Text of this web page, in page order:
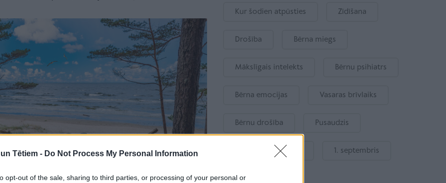
Tētiem - Do Not Process My Personal Information
opt-out of the sale, sharing to third parties, or processing of your personal or
Kur šodien atpūsties Zīdīšana
Drošība Bērna miegs
Mākslīgais intelekts Bērnu psihiatrs
Bērna emocijas Vasaras brīvlaiks
Bērnu drošība Pusaudzis
Gatavošanās skolai 1. septembris